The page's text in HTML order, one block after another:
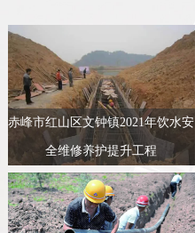
赤峰市红山区文钟镇2021年饮水安
全维修养护提升工程